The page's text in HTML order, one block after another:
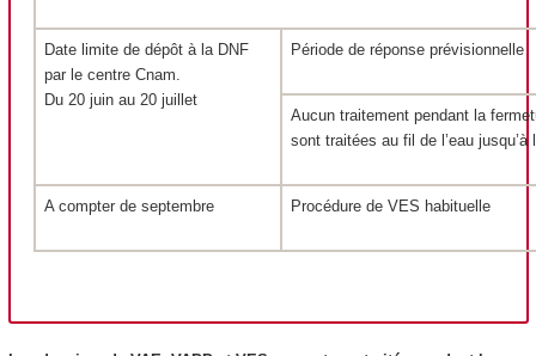
Date limite de dépôt à la DNF
par le centre Cnam.
Du 20 juin au 20 juillet
Période de réponse prévisionnelle
Aucun traitement pendant la
sont traitées au fil de l’eau jusqu’à
A compter de septembre Procédure de VES habituelle